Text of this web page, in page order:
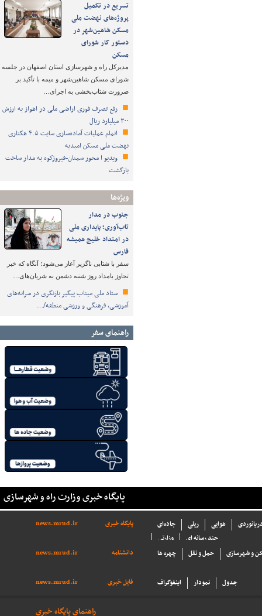
تسریع در تکمیل
پروژه‌های نهضت ملی
مسکن شاهین‌شهر در
دستور کار شورای
مسکن
مدیرکل راه و شهرسازی استان اصفهان در جلسه
شورای مسکن شاهین‌شهر و میمه با تأکید بر
ضرورت شتاب‌بخشی به اجرای…
رفع تصرف فوری اراضی ملی در اهواز به ارزش
۳۰۰ میلیارد ریال
اتمام عملیات آماده‌سازی سایت ۴.۵ هکتاری
نهضت ملی مسکن امیدیه
ویدیو ا محور سمنان-فیروزکوه به مدار ساخت
بازگشت
ویژه‌ها
جنوب در مدار
تاب‌آوری؛ پایداری ملی
در امتداد خلیج همیشه
فارس
سفر با شتابی ناگزیر آغاز می‌شود؛ آنگاه که خبر
تجاوز بامداد روز شنبه دشمن به شریان‌های…
ستاد ملی میناب پیگیر بازنگری در سرانه‌های
آموزشی، فرهنگی و ورزشی منطقه/…
راهنمای سفر
پایگاه خبری وزارت راه و شهرسازی
پایگاه خبری news.mrud.ir جاده‌ای ریلی هوایی
وزارتی
چند رسانه ای
دانشنامه
news.mrud.ir چهره ها حمل و نقل و شهرسازی
فایل خبری news.mrud.ir اینفوگراف نمودار جدول
راهنمای پایگاه خبری